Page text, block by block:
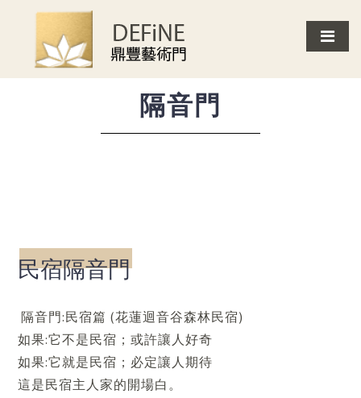
隔音門
民宿隔音門
隔音門:民宿篇 (花蓮迴音谷森林民宿)
如果:它不是民宿；或許讓人好奇
如果:它就是民宿；必定讓人期待
這是民宿主人家的開場白。